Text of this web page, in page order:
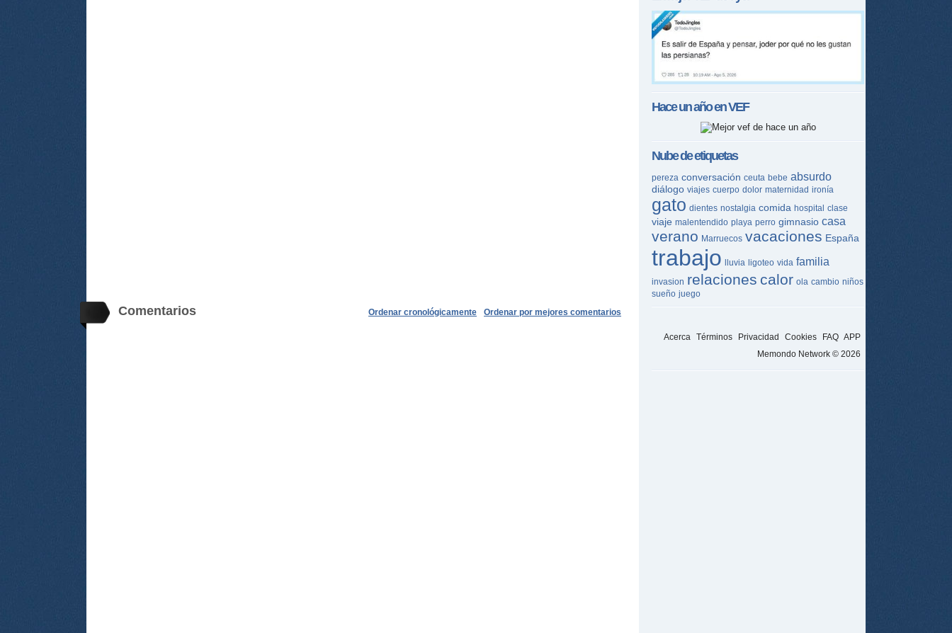
Comentarios Ordenar por mejores comentarios
Ordenar cronológicamente
Hace un año enVEF
Nube de etiquetas
pereza conversación ceuta bebe absurdo
diálogo viajes cuerpo dolor maternidad ironía
gato dientes nostalgia comida hospital clase
viaje malentendido playa perro gimnasio casa
verano Marruecos vacaciones España
trabajo lluvia ligoteo vida familia
invasion relaciones calor ola cambio niños
sueño juego
Acerca Términos Privacidad Cookies FAQ APP
Memondo Network © 2026